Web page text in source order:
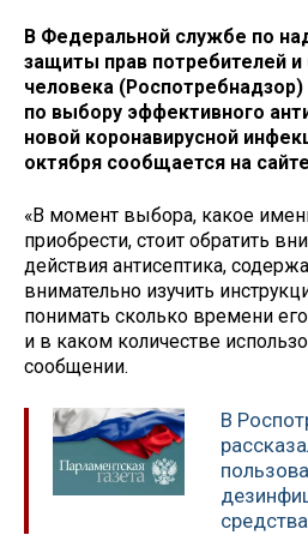
В Федеральной службе по
защиты прав потребителей и
человека
по выбору эффективного
новой коронавирусной
октября сообщается на
«В момент выбора, какое
приобрести, стоит обратить
действия антисептика,
внимательно изучить
понимать сколько времени
и в каком количестве
сообщении.
В